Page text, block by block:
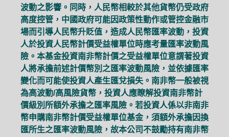
波動之影響。同時，人民幣相較於其他貨幣仍受政府
高度控管，中國政府可能因政策性動作或管控金融市
場而引導人民幣升貶值，造成人民幣匯率波動，投資
人於投資人民幣計價受益權單位時應考量匯率波動風
險。本基金投資南非幣計價之受益權單位意謂著投資
人將承擔前述計價幣別之匯率波動風險，並依據匯率
變化而可能使投資人產生匯兌損失。南非幣一般被視
為高波動/高風險貨幣，投資人應瞭解投資南非幣計
價級別所額外承擔之匯率風險。若投資人係以非南非
幣申購南非幣計價受益權單位基金，須額外承擔因換
匯所生之匯率波動風險，故本公司不鼓勵持有南非幣